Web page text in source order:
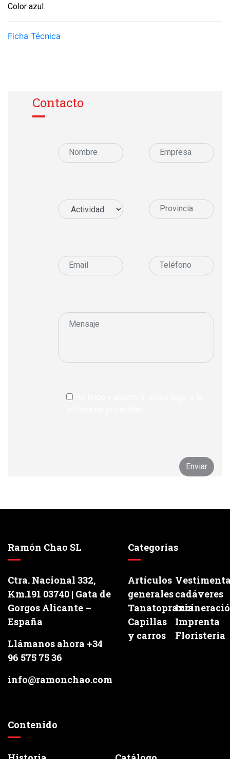
Color azul.
Ficha Técnica
Contacto
Ramón Chao SL
Ctra. Nacional 332,
Km.191 03740 | Gata de
Gorgos Alicante –
España
Llámanos ahora +34
96 575 75 36
info@ramonchao.com
Categorías
Artículos
generalescadáveres
Tanatopraxia
Capillas
y carros
Imprenta
Floristería
Contenido